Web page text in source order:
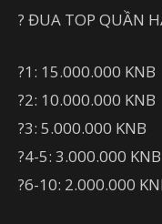
? ĐUA TOP QUẦN
?1: 15.000.000 KNB
?2: 10.000.000 KNB
?3: 5.000.000 KNB
?4-5: 3.000.000 KNB
?6-10: 2.000.000